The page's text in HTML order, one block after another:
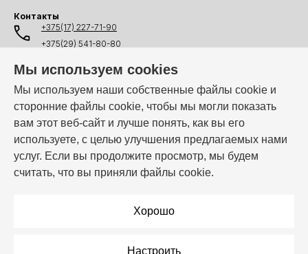
Мы используем cookies
Мы используем наши собственные файлы cookie и
сторонние файлы cookie, чтобы мы могли показать
вам этот веб-сайт и лучше понять, как вы его
используете, с целью улучшения предлагаемых нами
услуг. Если вы продолжите просмотр, мы будем
считать, что вы приняли файлы cookie.
Хорошо
Настроить
Контакты
+375(17) 227-71-90
+375(29) 541-80-80
+375(44) 541-80-80
info@i-ven.by
Мы в мессенджерах:
Режим работы: Пн–Пт: 10:00 – 19:00